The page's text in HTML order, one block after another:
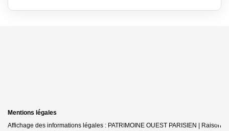
Mentions légales
Affichage des informations légales : PATRIMOINE OUEST PARISIEN | Raison